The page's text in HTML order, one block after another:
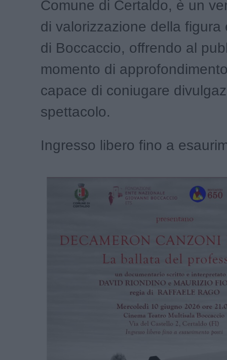
Comune di Certaldo, è un
di valorizzazione della figura
di Boccaccio, offrendo al
momento di
capace di coniugare
spettacolo.
Ingresso libero fino a